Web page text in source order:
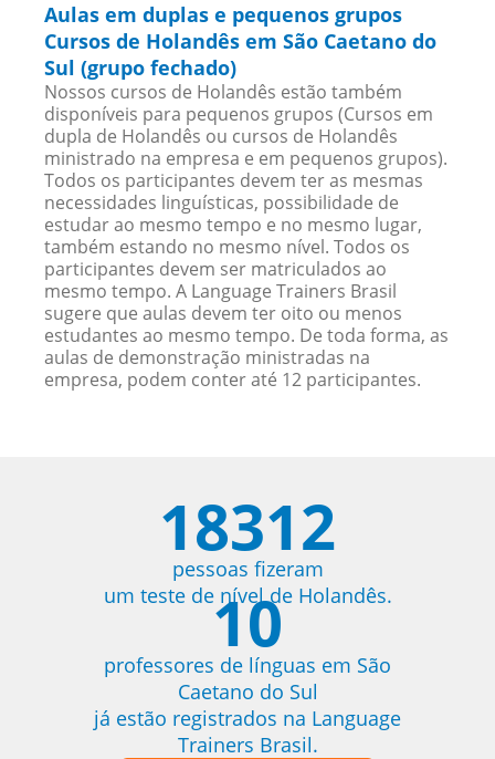
Aulas em duplas e pequenos grupos
Cursos de Holandês em São Caetano do
Sul (grupo fechado)
Nossos cursos de Holandês estão também
disponíveis para pequenos grupos (Cursos em
dupla de Holandês ou cursos de Holandês
ministrado na empresa e em pequenos grupos).
Todos os participantes devem ter as mesmas
necessidades linguísticas, possibilidade de
estudar ao mesmo tempo e no mesmo lugar,
também estando no mesmo nível. Todos os
participantes devem ser matriculados ao
mesmo tempo. A Language Trainers Brasil
sugere que aulas devem ter oito ou menos
estudantes ao mesmo tempo. De toda forma, as
aulas de demonstração ministradas na
empresa, podem conter até 12 participantes.
18312
pessoas fizeram
um teste de nível de Holandês.
10
professores de línguas em São
Caetano do Sul
já estão registrados na Language
Trainers Brasil.